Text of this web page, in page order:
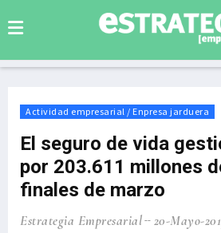
Actividad empresarial / Enpresa jarduera
El seguro de vida
por 203.611 millones
finales de marzo
Estrategia Empresarial 20-Mayo-